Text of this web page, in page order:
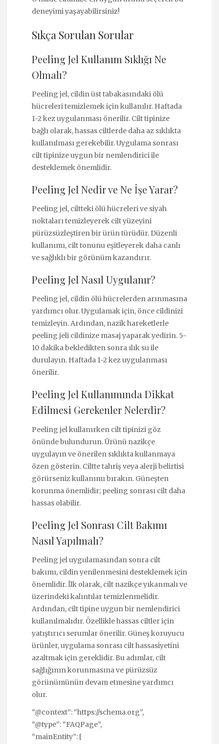
deneyimi yaşayabilirsiniz!
Sıkça Sorulan Sorular
Peeling Jel Kullanım Sıklığı Ne
Olmalı?
Peeling jel, cildin üst tabakasındaki ölü
hücreleri temizlemek için kullanılır. Haftada
1-2 kez uygulanması önerilir. Cilt tipinize
bağlı olarak, hassas ciltlerde daha az sıklıkta
kullanılması gerekebilir. Uygulama sonrası
cilt tipinize uygun bir nemlendirici ile
desteklemek önemlidir.
Peeling Jel Nedir ve Ne İşe Yarar?
Peeling jel, ciltteki ölü hücreleri ve siyah
noktaları temizleyerek cilt yüzeyini
pürüzsüzleştiren bir ürün türüdür. Düzenli
kullanımı, cilt tonunu eşitleyerek daha canlı
ve sağlıklı bir görünüm kazandırır.
Peeling Jel Nasıl Uygulanır?
Peeling jel, cildin ölü hücrelerden arınmasına
yardımcı olur. Uygulamak için, önce cildinizi
temizleyin. Ardından, nazik hareketlerle
peeling jeli cildinize masaj yaparak yedirin. 5-
10 dakika bekledikten sonra ılık su ile
durulayın. Haftada 1-2 kez uygulanması
önerilir.
Peeling Jel Kullanımında Dikkat
Edilmesi Gerekenler Nelerdir?
Peeling jel kullanırken cilt tipinizi göz
önünde bulundurun. Ürünü nazikçe
uygulayın ve önerilen sıklıkta kullanmaya
özen gösterin. Ciltte tahriş veya alerji belirtisi
görürseniz kullanımı bırakın. Güneşten
korunma önemlidir; peeling sonrası cilt daha
hassas olabilir.
Peeling Jel Sonrası Cilt Bakımı
Nasıl Yapılmalı?
Peeling jel uygulamasından sonra cilt
bakımı, cildin yenilenmesini desteklemek için
önemlidir. İlk olarak, cilt nazikçe yıkanmalı ve
üzerindeki kalıntılar temizlenmelidir.
Ardından, cilt tipine uygun bir nemlendirici
kullanılmalıdır. Özellikle hassas ciltler için
yatıştırıcı serumlar önerilir. Güneş koruyucu
ürünler, uygulama sonrası cilt hassasiyetini
azaltmak için gereklidir. Bu adımlar, cilt
sağlığının korunmasına ve pürüzsüz
görünümünün devam etmesine yardımcı
olur.
“@context”: “https://schema.org”,
“@type”: “FAQPage”,
“mainEntity”: [